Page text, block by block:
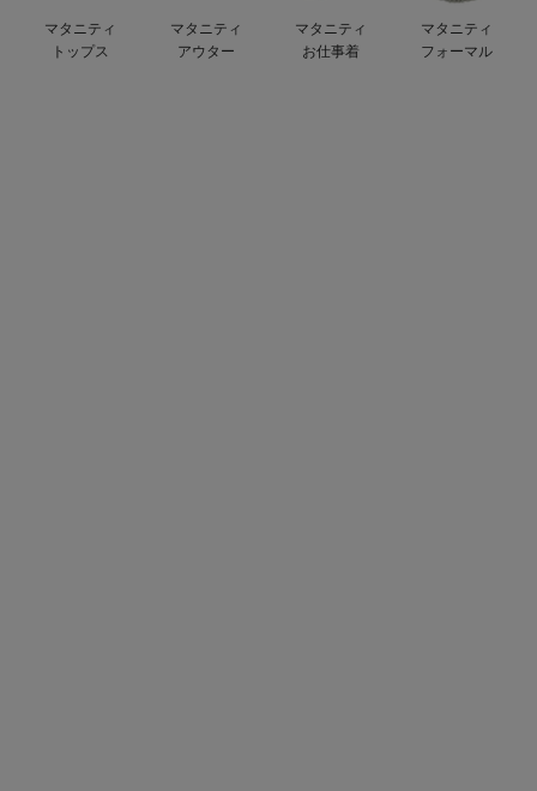
買って正解！高評価レビューアイテム
マタニティ
トップス
マタニティ
アウター
マタニティ
お仕事着
マタニティ
フォーマル